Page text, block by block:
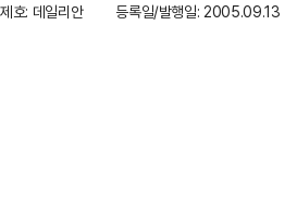
제호: 데일리안
등록일/발행일: 2005.09.13